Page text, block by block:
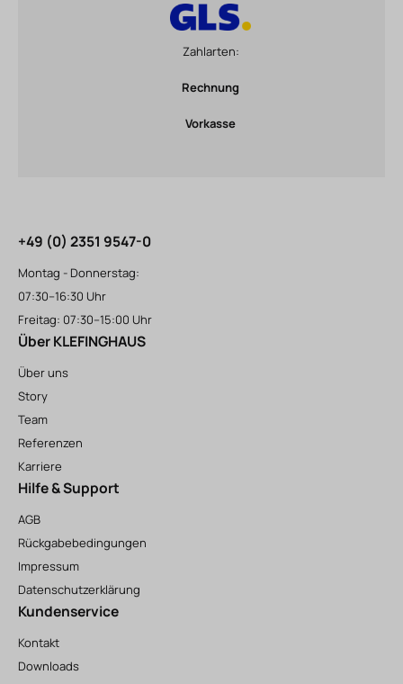
Zahlarten:
Rechnung
Vorkasse
+49 (0) 2351 9547-0
Montag - Donnerstag:
07:30–16:30 Uhr
Freitag: 07:30–15:00 Uhr
Über KLEFINGHAUS
Über uns
Story
Team
Referenzen
Karriere
Hilfe & Support
AGB
Rückgabebedingungen
Impressum
Datenschutzerklärung
Kundenservice
Kontakt
Downloads